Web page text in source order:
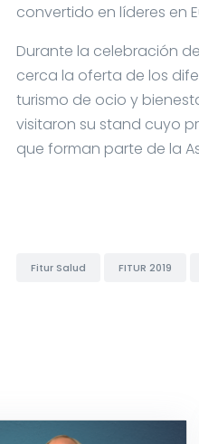
convertido en líderes en
Durante la celebración
cerca la oferta de los
turismo de ocio y
visitaron su stand cuyo
que forman parte de la
Fitur Salud FITUR 2019